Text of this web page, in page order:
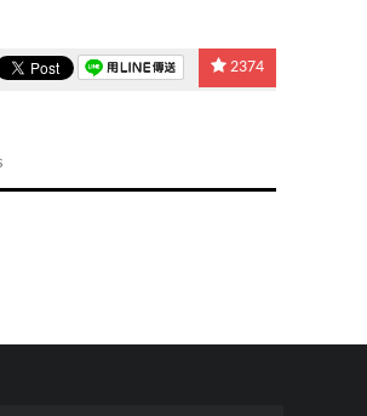
2374